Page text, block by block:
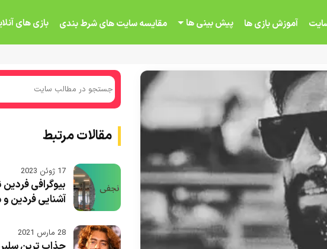
آموزش بازی ها پیش بینی ها مقایسه سایت های شرط بندی بازی های
مقالات مرتبط
17 ژوئن 2023
بیوگرافی
آشنایی فردین
28 مارس 2021